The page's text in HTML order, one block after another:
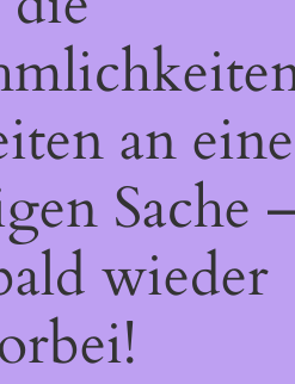
an
Sache
wieder